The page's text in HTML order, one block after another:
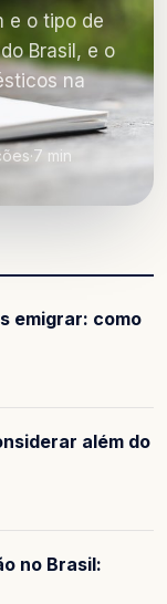
e o tipo de
Brasil, e o
na
·7 min
emigrar: como
além do
no Brasil: